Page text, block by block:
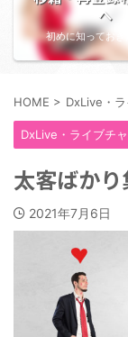
へ
初めに知っておき
HOME > DxLive・
DxLive・ライブチ
太客ばか
2021年7月6日